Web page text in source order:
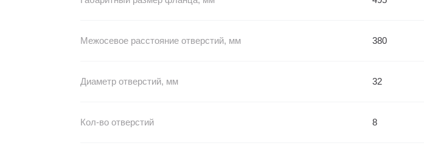
Межосевое расстояние отверстий, мм 380
Диаметр отверстий, мм 32
Кол-во отверстий 8